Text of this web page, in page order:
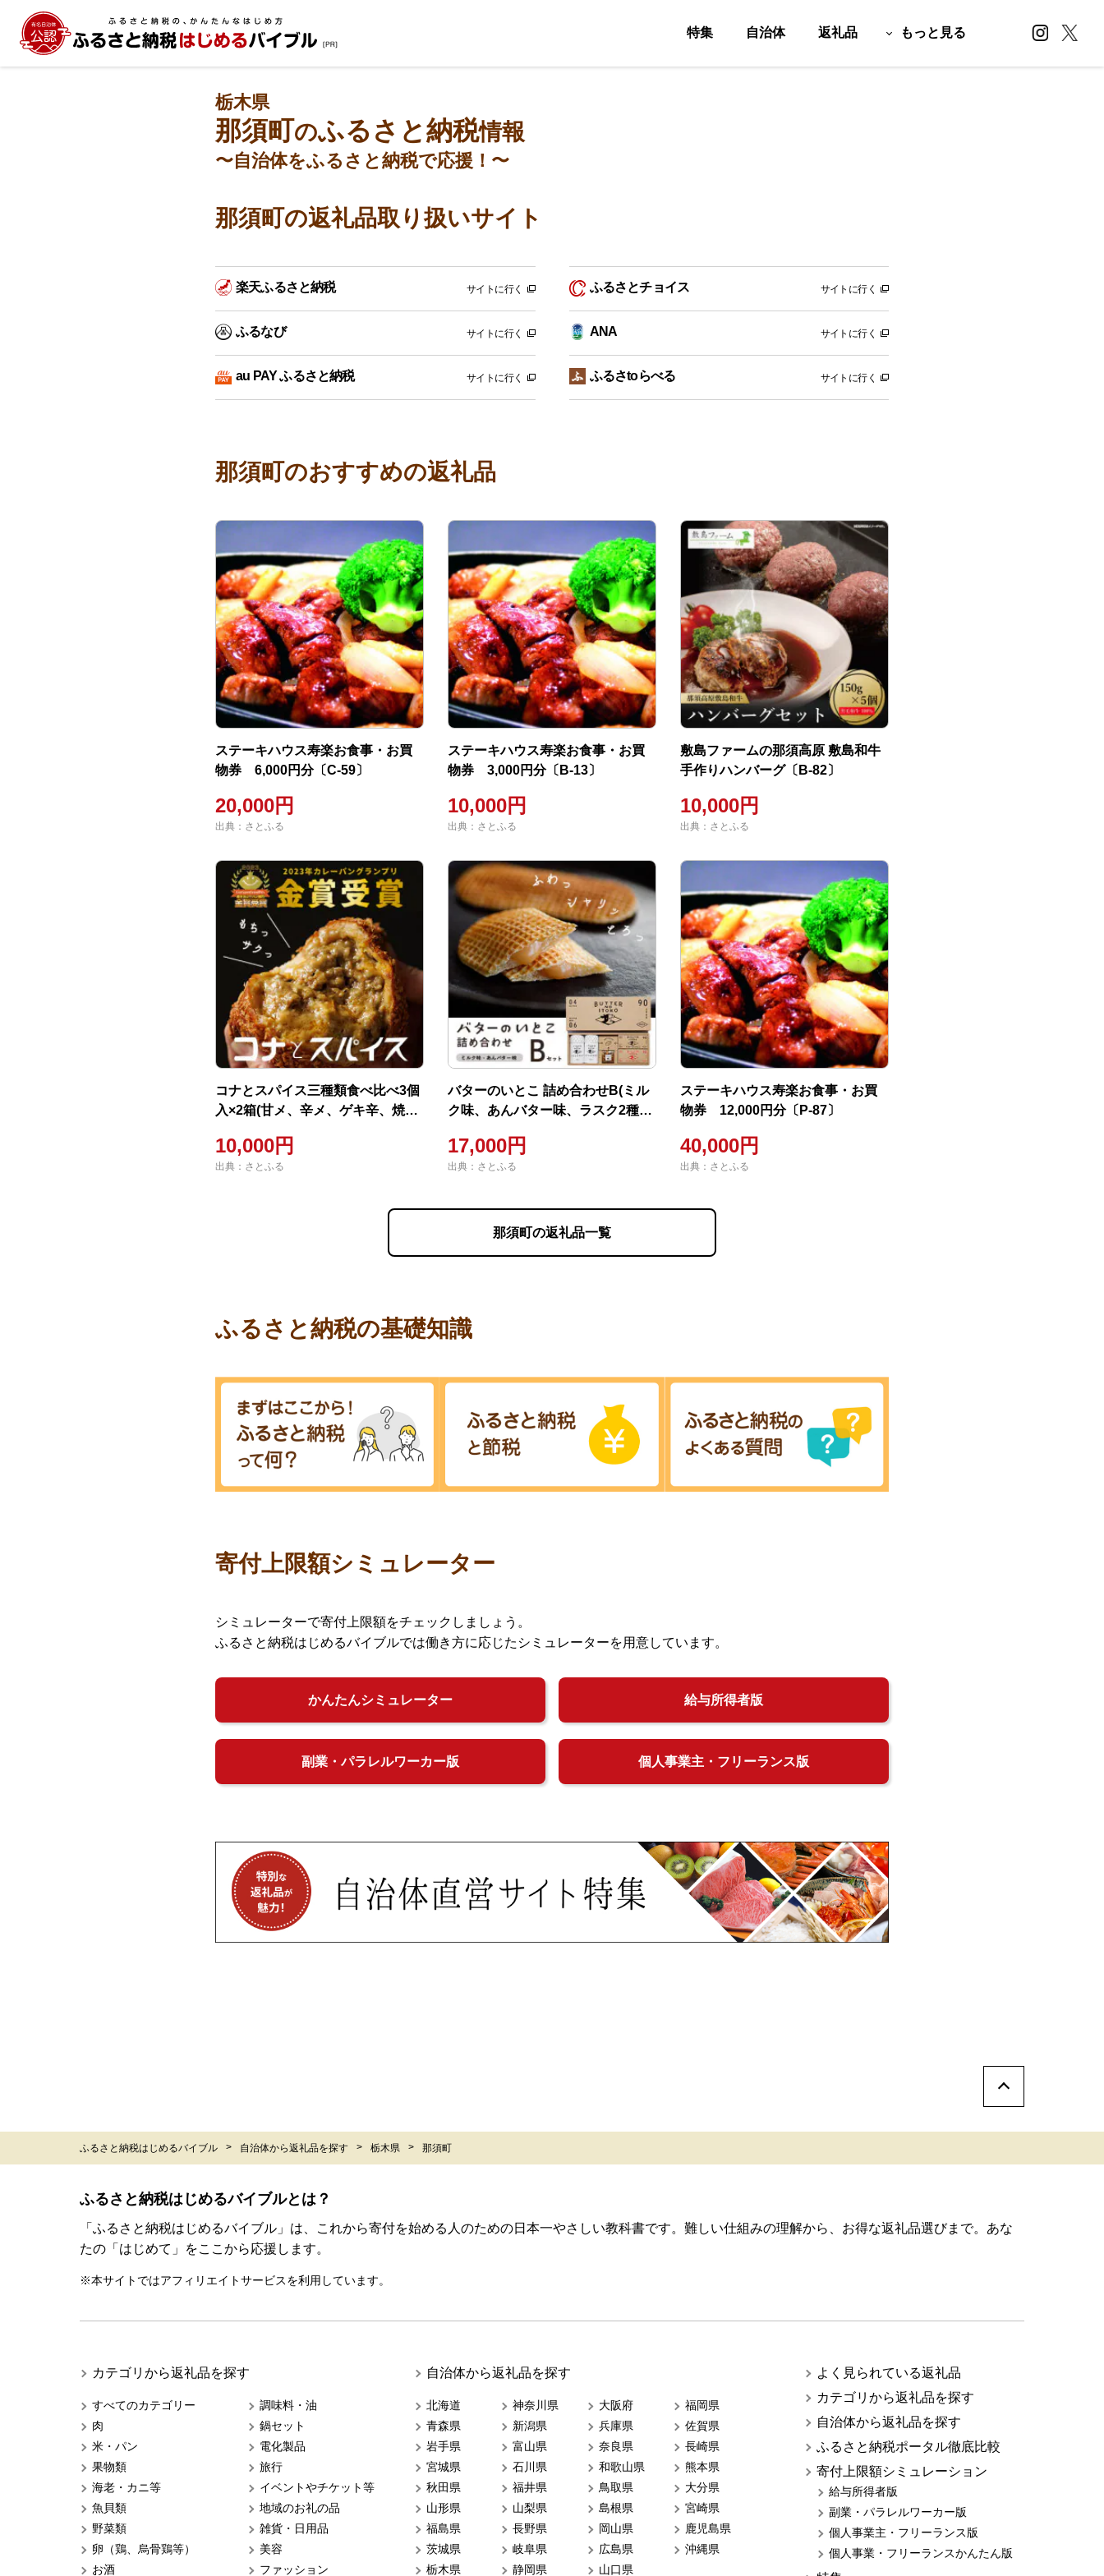
特集 自治体 返礼品 もっと見る
栃木県
那須町のふるさと納税情報
〜自治体をふるさと納税で応援！〜
那須町の返礼品取り扱いサイト
楽天ふるさと納税 サイトに行く ふるさとチョイス サイトに行く
ふるなび サイトに行く ANA サイトに行く
au PAY ふるさと納税 サイトに行く ふるさtoらべる サイトに行く
那須町のおすすめの返礼品
ステーキハウス寿楽お食事・お買
物券 6,000円分〔C-59〕
20,000円
出典：さとふる
ステーキハウス寿楽お食事・お買
物券 3,000円分〔B-13〕
10,000円
出典：さとふる
敷島ファームの那須高原 敷島和牛
手作りハンバーグ〔B-82〕
10,000円
出典：さとふる
コナとスパイス三種類食べ比べ3個
入×2箱(甘メ、辛メ、ゲキ辛、焼き
10,000円
出典：さとふる
バターのいとこ 詰め合わせB(ミル
ク味、あんバター味、ラスク2種
17,000円
出典：さとふる
ステーキハウス寿楽お食事・お買
物券 12,000円分〔P-87〕
40,000円
出典：さとふる
那須町の返礼品一覧
ふるさと納税の基礎知識
寄付上限額シミュレーター
シミュレーターで寄付上限額をチェックしましょう。
ふるさと納税はじめるバイブルでは働き方に応じたシミュレーターを用意しています。
かんたんシミュレーター 給与所得者版
副業・パラレルワーカー版 個人事業主・フリーランス版
ふるさと納税はじめるバイブル 自治体から返礼品を探す 栃木県 那須町
ふるさと納税はじめるバイブルとは？
「ふるさと納税はじめるバイブル」は、これから寄付を始める人のための日本一やさしい教科書です。難しい仕組みの理解から、お得な返礼品選びまで。あな
たの「はじめて」をここから応援します。
※本サイトではアフィリエイトサービスを利用しています。
カテゴリから返礼品を探す
すべてのカテゴリー
肉
米・パン
果物類
海老・カニ等
魚貝類
野菜類
卵（鶏、烏骨鶏等）
お酒
調味料・油
鍋セット
電化製品
旅行
イベントやチケット等
地域のお礼の品
雑貨・日用品
美容
ファッション
自治体から返礼品を探す
北海道
青森県
岩手県
宮城県
秋田県
山形県
福島県
茨城県
栃木県
神奈川県
新潟県
富山県
石川県
福井県
山梨県
長野県
岐阜県
静岡県
大阪府
兵庫県
奈良県
和歌山県
鳥取県
島根県
岡山県
広島県
山口県
福岡県
佐賀県
長崎県
熊本県
大分県
宮崎県
鹿児島県
沖縄県
よく見られている返礼品
カテゴリから返礼品を探す
自治体から返礼品を探す
ふるさと納税ポータル徹底比較
寄付上限額シミュレーション
給与所得者版
副業・パラレルワーカー版
個人事業主・フリーランス版
個人事業・フリーランスかんたん版